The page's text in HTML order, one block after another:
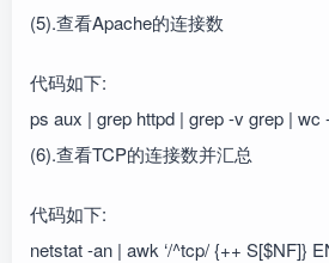
(5).查看Apache的连接数
代码如下:
ps aux | grep httpd | grep -v grep | wc
(6).查看TCP的连接数并汇总
代码如下:
netstat -an | awk ‘/^tcp/ {++ S[$NF]}